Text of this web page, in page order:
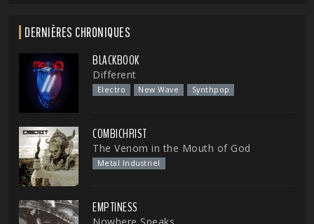
DERNIÈRES CHRONIQUES
BLACKBOOK
Different
Electro New Wave Synthpop
COMBICHRIST
The Venom in the Mouth of God
Metal Industriel
EMPTINESS